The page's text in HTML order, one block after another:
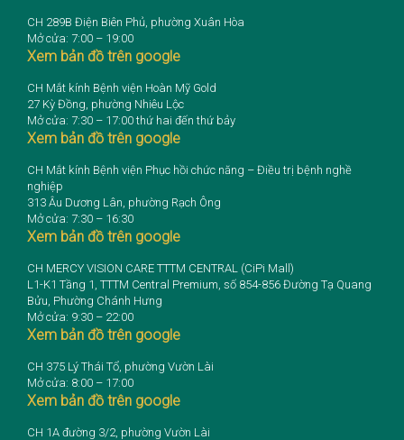
CH 289B Điện Biên Phủ, phường Xuân Hòa
Mở cửa: 7:00 – 19:00
Xem bản đồ trên google
CH Mắt kính Bệnh viện Hoàn Mỹ Gold
27 Kỳ Đồng, phường Nhiêu Lộc
Mở cửa: 7:30 – 17:00 thứ hai đến thứ bảy
Xem bản đồ trên google
CH Mắt kính Bệnh viện Phục hồi chức năng – Điều trị bệnh nghề
nghiệp
313 Âu Dương Lân, phường Rạch Ông
Mở cửa: 7:30 – 16:30
Xem bản đồ trên google
CH MERCY VISION CARE TTTM CENTRAL (CiPi Mall)
L1-K1 Tầng 1, TTTM Central Premium, số 854-856 Đường Tạ Quang
Bửu, Phường Chánh Hưng
Mở cửa: 9:30 – 22:00
Xem bản đồ trên google
CH 375 Lý Thái Tổ, phường Vườn Lài
Mở cửa: 8:00 – 17:00
Xem bản đồ trên google
CH 1A đường 3/2, phường Vườn Lài